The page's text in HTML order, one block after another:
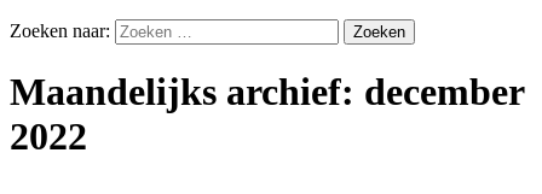
Zoeken naar:
Maandelijks archief: december
2022